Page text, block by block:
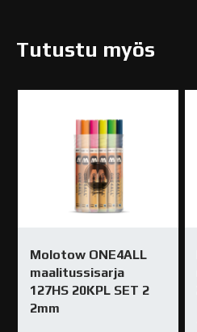
Tutustu myös
Molotow ONE4ALL
maalitussisarja
127HS 20KPL SET 2
2mm